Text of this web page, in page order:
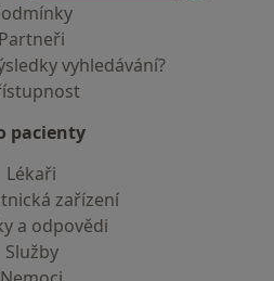
Partneři
vyhledávání?
pacienty
Lékaři
zařízení
a odpovědi
Služby